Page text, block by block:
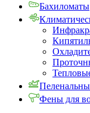
Бахиломаты
Фены для